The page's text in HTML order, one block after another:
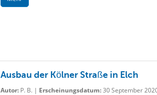
Ausbau der Kölner Straße in Elch
Autor:P. B. | Erscheinungsdatum:30 September